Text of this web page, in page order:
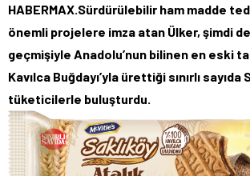
HABERMAX.Sürdürülebilir ham madde
önemli projelere imza atan Ülker, şimdi de
geçmişiyle Anadolu’nun bilinen en eski
Kavılca Buğdayı’yla ürettiği sınırlı sayıda
tüketicilerle buluşturdu.